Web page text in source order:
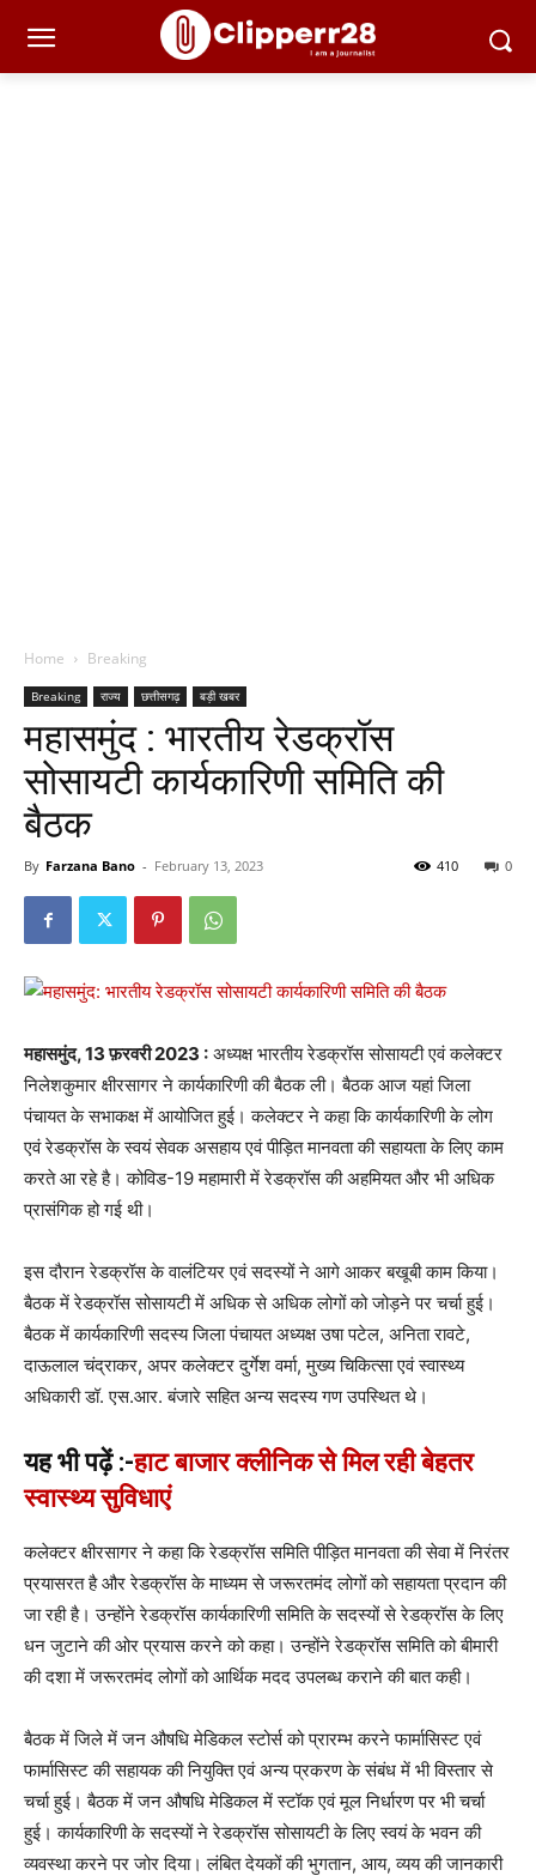
Home Breaking
Breaking राज्य छत्तीसगढ़ बड़ी खबर
महासमुंद : भारतीय रेडक्रॉस
सोसायटी कार्यकारिणी समिति की
बैठक
By Farzana Bano - February 13, 2023 0
410
महासमुंद, 13 फ़रवरी 2023 : अध्यक्ष भारतीय रेडक्रॉस सोसायटी एवं कलेक्टर
निलेशकुमार क्षीरसागर ने कार्यकारिणी की बैठक ली। बैठक आज यहां जिला
पंचायत के सभाकक्ष में आयोजित हुई। कलेक्टर ने कहा कि कार्यकारिणी के लोग
एवं रेडक्रॉस के स्वयं सेवक असहाय एवं पीड़ित मानवता की सहायता के लिए काम
करते आ रहे है। कोविड-19 महामारी में रेडक्रॉस की अहमियत और भी अधिक
प्रासंगिक हो गई थी।
इस दौरान रेडक्रॉस के वालंटियर एवं सदस्यों ने आगे आकर बखूबी काम किया।
बैठक में रेडक्रॉस सोसायटी में अधिक से अधिक लोगों को जोड़ने पर चर्चा हुई।
बैठक में कार्यकारिणी सदस्य जिला पंचायत अध्यक्ष उषा पटेल, अनिता रावटे,
दाऊलाल चंद्राकर, अपर कलेक्टर दुर्गेश वर्मा, मुख्य चिकित्सा एवं स्वास्थ्य
अधिकारी डॉ. एस.आर. बंजारे सहित अन्य सदस्य गण उपस्थित थे।
यह भी पढ़ें :-हाट बाजार क्लीनिक से मिल रही बेहतर
स्वास्थ्य सुविधाएं
कलेक्टर क्षीरसागर ने कहा कि रेडक्रॉस समिति पीड़ित मानवता की सेवा में निरंतर
प्रयासरत है और रेडक्रॉस के माध्यम से जरूरतमंद लोगों को सहायता प्रदान की
जा रही है। उन्होंने रेडक्रॉस कार्यकारिणी समिति के सदस्यों से रेडक्रॉस के लिए
धन जुटाने की ओर प्रयास करने को कहा। उन्होंने रेडक्रॉस समिति को बीमारी
की दशा में जरूरतमंद लोगों को आर्थिक मदद उपलब्ध कराने की बात कही।
बैठक में जिले में जन औषधि मेडिकल स्टोर्स को प्रारम्भ करने फार्मासिस्ट एवं
फार्मासिस्ट की सहायक की नियुक्ति एवं अन्य प्रकरण के संबंध में भी विस्तार से
चर्चा हुई। बैठक में जन औषधि मेडिकल में स्टॉक एवं मूल निर्धारण पर भी चर्चा
हुई। कार्यकारिणी के सदस्यों ने रेडक्रॉस सोसायटी के लिए स्वयं के भवन की
व्यवस्था करने पर जोर दिया। लंबित देयकों की भुगतान, आय, व्यय की जानकारी